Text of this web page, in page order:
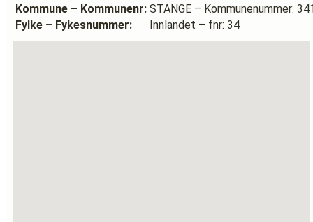
Kommune – Kommunenr: STANGE – Kommunenummer:
Fylke – Fykesnummer:
Innlandet – fnr: 34